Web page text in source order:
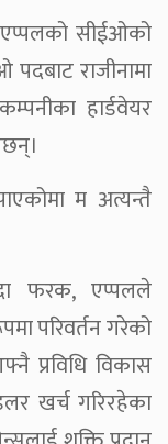
सीईओको
राजीनामा
हार्डवेयर
म अत्यन्तै
फरक, एप्पलले
परिवर्तन गरेको
प्रविधि विकास
खर्च गरिरहेका